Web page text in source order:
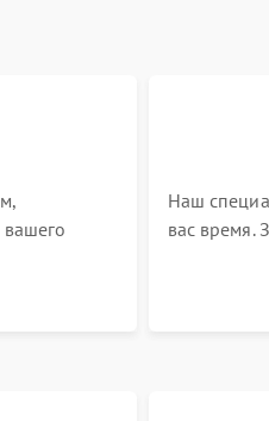
вашего
на все
Наш
вас время.
привезет